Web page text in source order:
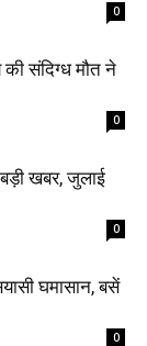
0
संदिग्ध मौत ने
0
खबर, जुलाई
0
घमासान, बसें
0